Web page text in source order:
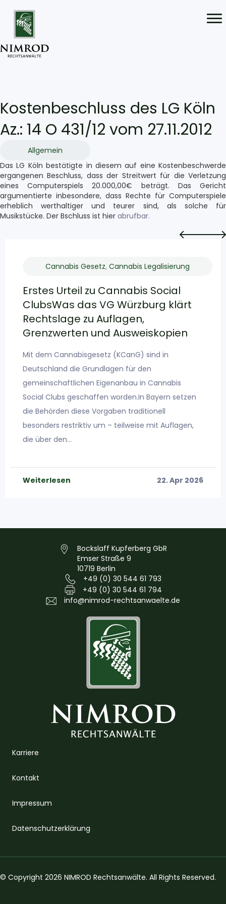
Kostenbeschluss des LG Köln
Az.: 14 O 431/12 vom 27.11.2012
Allgemein
Das LG Köln bestätigte in diesem auf eine Kostenbeschwerde
ergangenen Beschluss, dass der Streitwert für die Verletzung
eines Computerspiels 20.000,00€ beträgt. Das Gericht
argumentierte inbesondere, dass Rechte für Computerspiele
erheblich werthaltiger und teurer sind, als solche für
Musikstücke. Der Bschluss ist hier abrufbar.
Cannabis Gesetz, Cannabis Legalisierung
Erstes Urteil zu Cannabis Social
ClubsWas das VG Würzburg klärt
Rechtslage zu Auflagen,
Grenzwerten und Ausweiskopien
Mit dem Cannabisgesetz (KCanG) sind in
Deutschland die Grundlagen für den
gemeinschaftlichen Eigenanbau in Cannabis
Social Clubs geschaffen worden.In Bayern setzen
die Behörden diese Vorgaben traditionell
besonders restriktiv um – teilweise mit Auflagen,
die über den…
Weiterlesen 22. Apr 2026
Bockslaff Kupferberg GbR
Emser Straße 9
10719 Berlin
+49 (0) 30 544 61 793
+49 (0) 30 544 61 794
info@nimrod-rechtsanwaelte.de
Karriere
Kontakt
Impressum
Datenschutzerklärung
© Copyright 2026 NIMROD Rechtsanwälte. All Rights Reserved.